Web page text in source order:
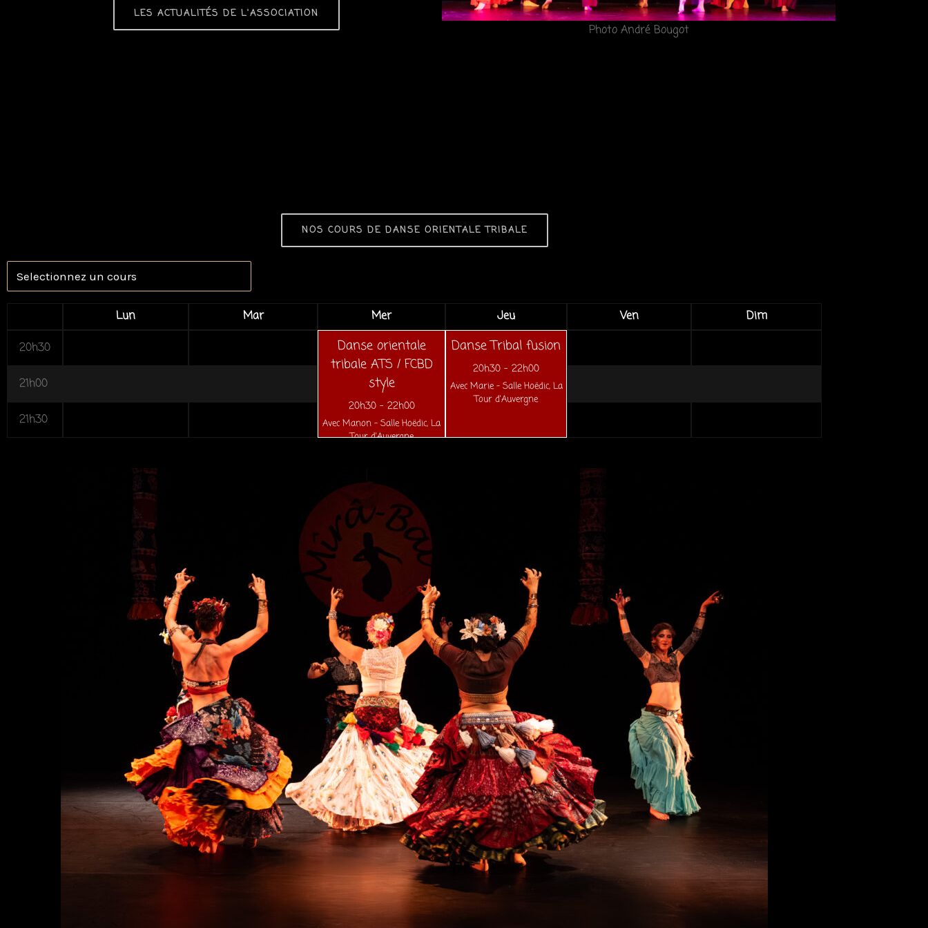
m
LES ACTUALITÉS DE L'ASSOCIATION
Photo André Bougot
NOS COURS DE DANSE ORIENTALE TRIBALE
Lun Mar Mer Jeu Ven
Dim
20h30
Danse orientale
tribale ATS / FCBD
style
20h30 - 22h00
Avec Manon - Salle Hoëdic, La
Tour d'Auvergne
Danse Tribal fusion
20h30 - 22h00
Avec Marie - Salle Hoëdic, La
Tour d'Auvergne
21h00
21h30